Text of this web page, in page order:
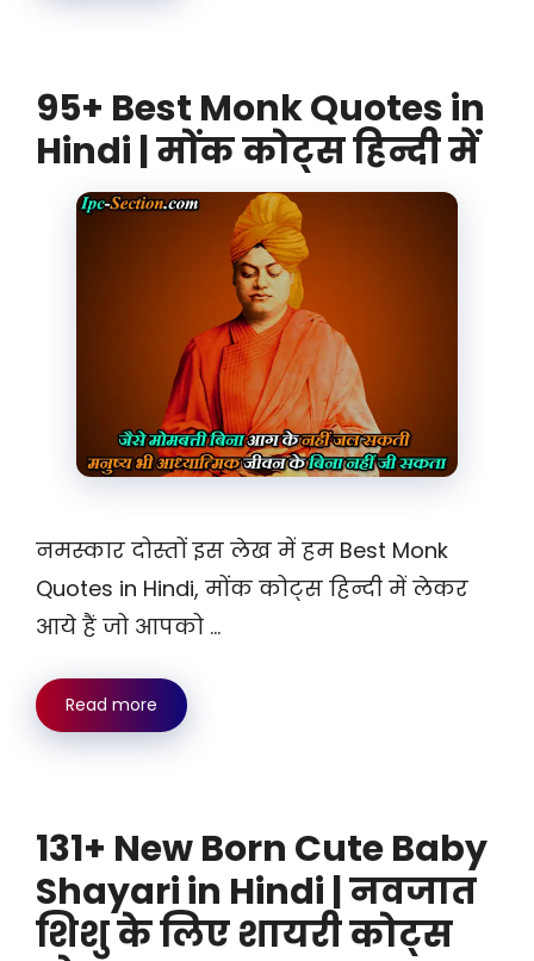
95+ Best Monk Quotes in
Hindi | मोंक कोट्स हिन्दी में
नमस्कार दोस्तों इस लेख में हम Best Monk
Quotes in Hindi, मोंक कोट्स हिन्दी में लेकर
आये हैं जो आपको …
Read more
131+ New Born Cute Baby
Shayari in Hindi | नवजात
शिशु के लिए शायरी कोट्स